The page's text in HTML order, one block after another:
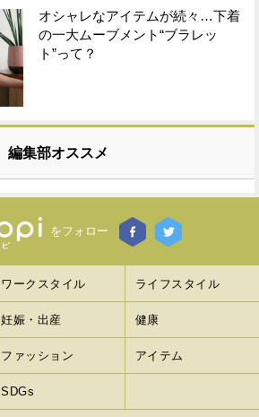
オシャレなアイテムが続々…下着
の一大ムーブメント“ブラレッ
ト”って？
編集部オススメ
をフォロー
ワークスタイル ライフスタイル
妊娠・出産 健康
ファッション アイテム
SDGs